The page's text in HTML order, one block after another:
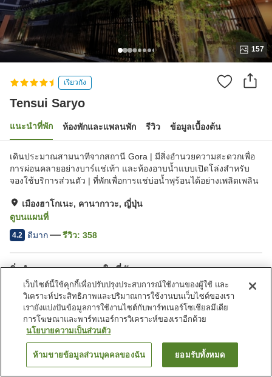
157
เรียวกัง
Tensui Saryo
แนะนำที่พัก ห้องพักและแพลนพัก รีวิว ข้อมูลเบื้องต้น
เดินประมาณสามนาทีจากสถานี Gora | มีสิ่งอำนวยความสะดวกเพื่อ
การผ่อนคลายอย่างบาร์แช่เท้า และห้องอาบน้ำแบบเปิดโล่งสำหรับ
จองใช้บริการส่วนตัว | ที่พักเพื่อการแช่บ่อน้ำพุร้อนได้อย่างเพลิดเพลิน
เมืองฮาโกเนะ, คานากาวะ, ญี่ปุ่น
ดูบนแผนที่
4.2 ดีมาก รีวิว: 358
สิ่งอำนวยความสะดวกในที่พัก
Wi-Fi
เดินห้านาทีถึงสถานี
อ่างหินร้อน
ซาวน่า
หน้าแรก ญี่ปุ่น คานากาวะ
ค้นหาห้องพัก
เว็บไซต์นี้ใช้คุกกี้เพื่อปรับปรุงประสบการณ์ใช้งานของผู้ใช้ และ
วิเคราะห์ประสิทธิภาพและปริมาณการใช้งานบนเว็บไซต์ของเรา
เรายังแบ่งปันข้อมูลการใช้งานไซต์กับพาร์ทเนอร์โซเชียลมีเดีย
การโฆษณาและพาร์ทเนอร์การวิเคราะห์ของเราอีกด้วย
นโยบายความเป็นส่วนตัว
ห้ามขายข้อมูลส่วนบุคคลของฉัน ยอมรับทั้งหมด